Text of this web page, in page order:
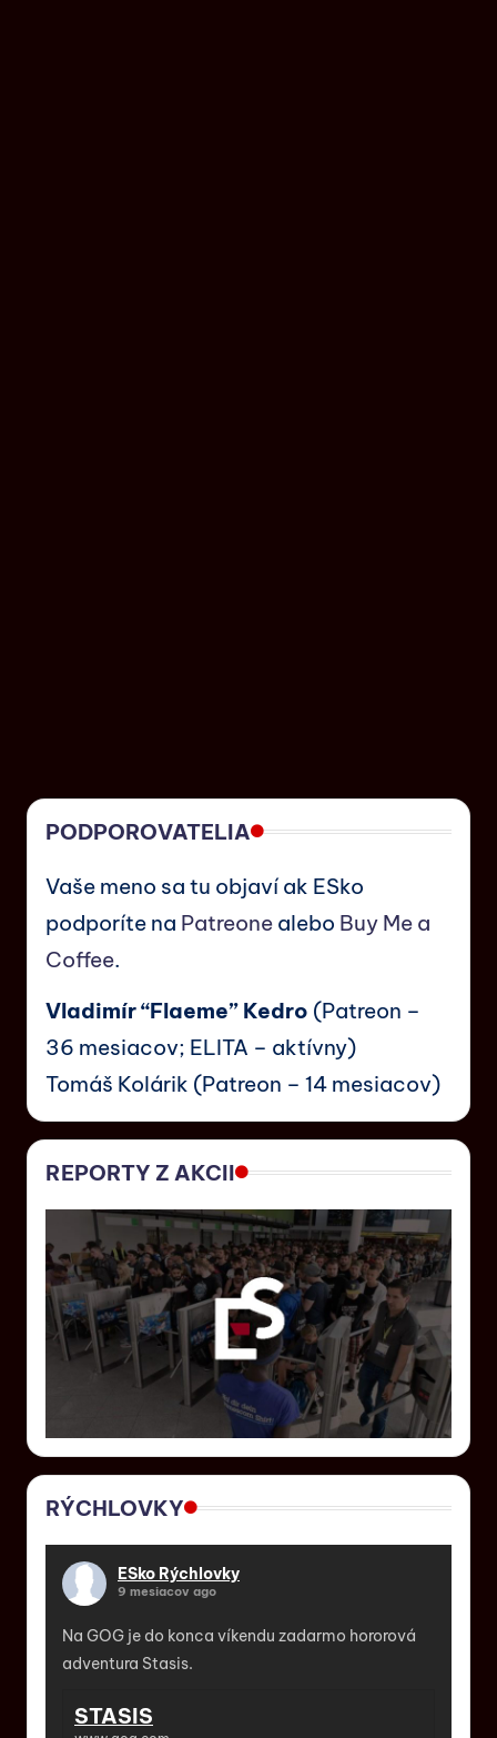
PODPOROVATELIA
Vaše meno sa tu objaví ak ESko
podporíte na Patreone alebo Buy Me a
Coffee.
Vladimír “Flaeme” Kedro (Patreon –
36 mesiacov; ELITA – aktívny)
Tomáš Kolárik (Patreon – 14 mesiacov)
REPORTY Z AKCII
RÝCHLOVKY
ESko Rýchlovky
9 mesiacov ago
Na GOG je do konca víkendu zadarmo hororová
adventura Stasis.
STASIS